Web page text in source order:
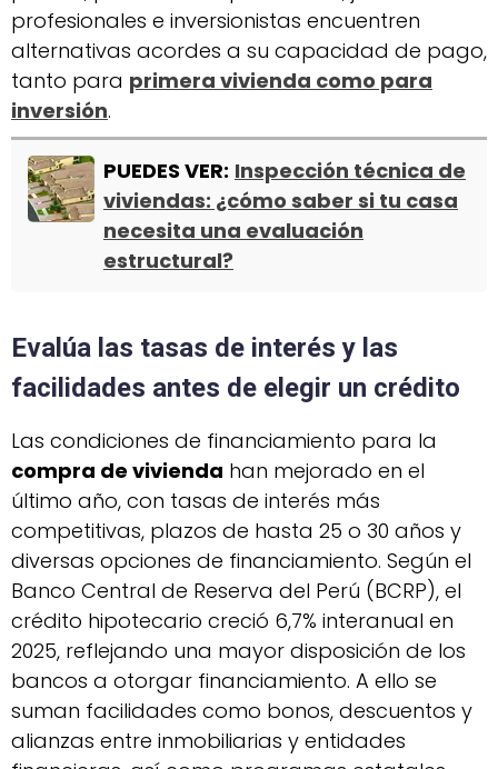
profesionales e inversionistas encuentren
alternativas acordes a su capacidad de pago,
tanto para primera vivienda como para
inversión.
PUEDES VER: Inspección técnica de
viviendas: ¿cómo saber si tu casa
necesita una evaluación
estructural?
Evalúa las tasas de interés y las
facilidades antes de elegir un crédito
Las condiciones de financiamiento para la
compra de vivienda han mejorado en el
último año, con tasas de interés más
competitivas, plazos de hasta 25 o 30 años y
diversas opciones de financiamiento. Según el
Banco Central de Reserva del Perú (BCRP), el
crédito hipotecario creció 6,7% interanual en
2025, reflejando una mayor disposición de los
bancos a otorgar financiamiento. A ello se
suman facilidades como bonos, descuentos y
alianzas entre inmobiliarias y entidades